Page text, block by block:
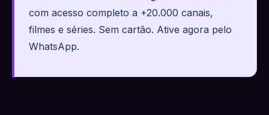
com acesso completo a +20.000 canais,
filmes e séries. Sem cartão. Ative agora pelo
WhatsApp.